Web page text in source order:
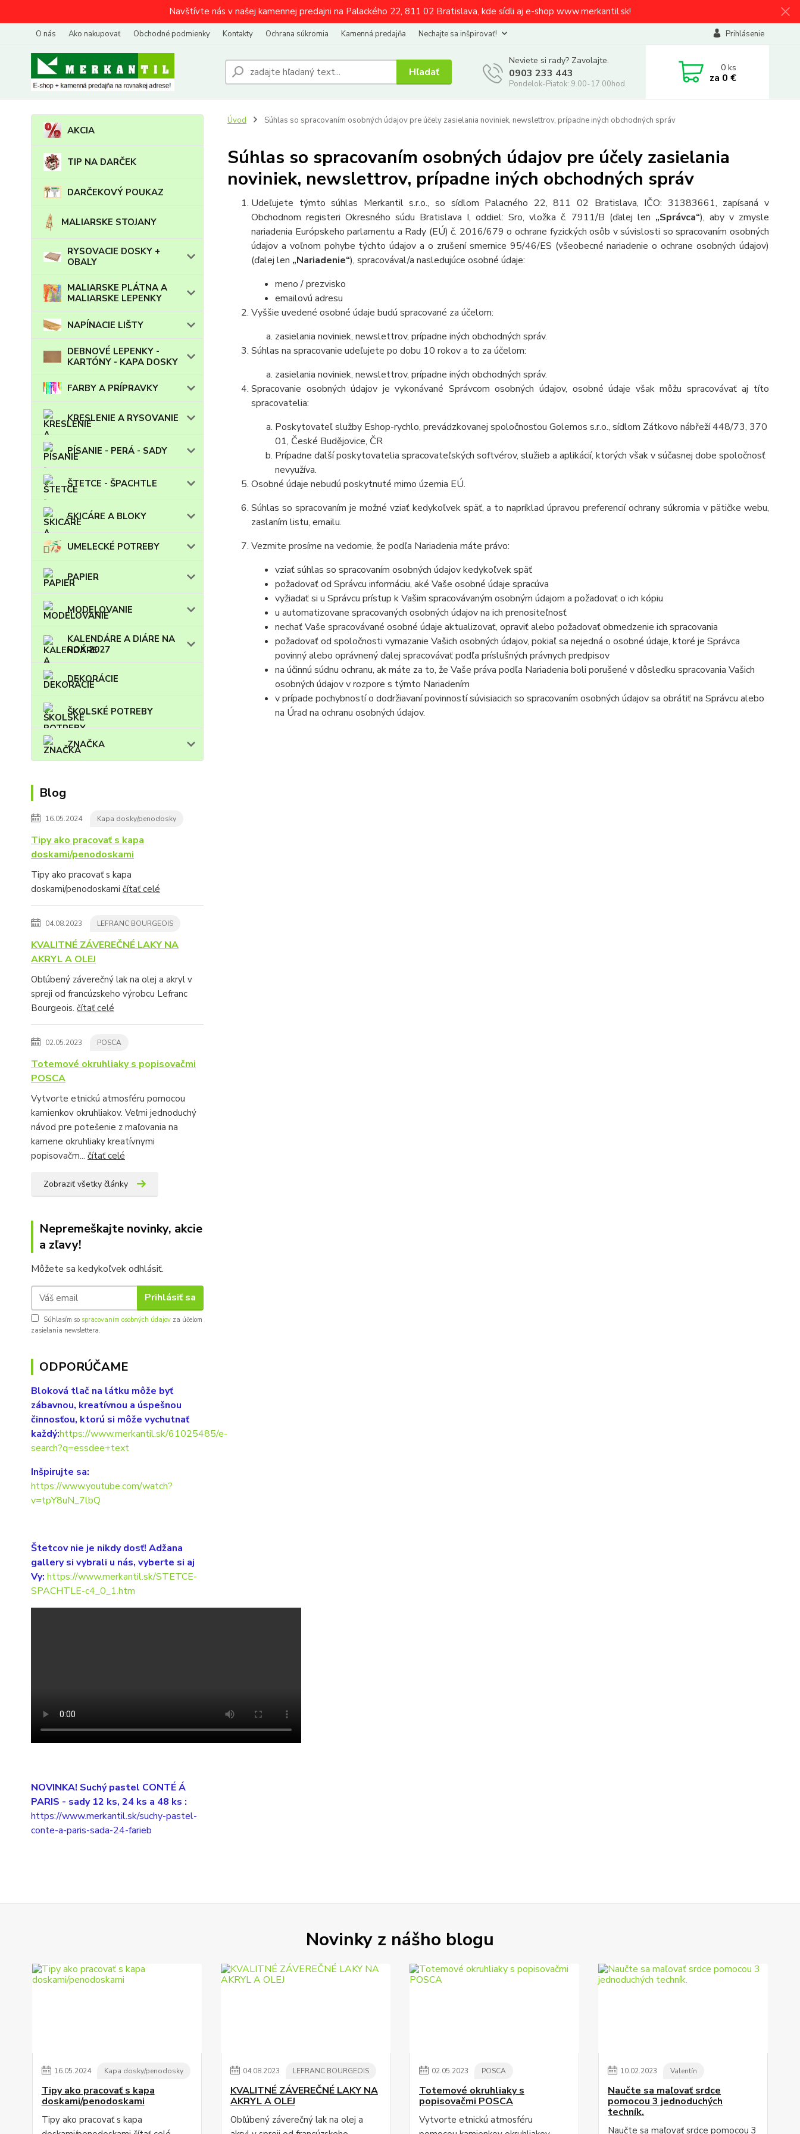
Navštívte nás v našej kamennej predajni na Palackého 22, 811 02 Bratislava, kde sídli aj e-shop www.merkantil.sk!
O nás Ako nakupovať Obchodné podmienky Kontakty Ochrana súkromia Kamenná predajňa Nechajte sa inšpirovať! Prihlásenie
Hľadať
Neviete si rady? Zavolajte.
0903 233 443
Pondelok-Piatok: 9.00-17.00hod.
0ks
za 0 €
AKCIA
TIP NA DARČEK
DARČEKOVÝ POUKAZ
MALIARSKE STOJANY
RYSOVACIE DOSKY +
OBALY
MALIARSKE PLÁTNA A
MALIARSKE LEPENKY
NAPÍNACIE LIŠTY
DEBNOVÉ LEPENKY -
KARTÓNY - KAPA DOSKY
FARBY A PRÍPRAVKY
KRESLENIE A RYSOVANIE
PÍSANIE - PERÁ - SADY
ŠTETCE - ŠPACHTLE
SKICÁRE A BLOKY
UMELECKÉ POTREBY
PAPIER
MODELOVANIE
KALENDÁRE A DIÁRE NA
ROK 2027
DEKORÁCIE
ŠKOLSKÉ POTREBY
ZNAČKA
Blog
16.05.2024 Kapa dosky/penodosky
Tipy ako pracovať s kapa
doskami/penodoskami
Tipy ako pracovať s kapa
doskami/penodoskami čítať celé
04.08.2023 LEFRANC BOURGEOIS
KVALITNÉ ZÁVEREČNÉ LAKY NA
AKRYL A OLEJ
Obľúbený záverečný lak na olej a akryl v
spreji od francúzskeho výrobcu Lefranc
Bourgeois. čítať celé
02.05.2023 POSCA
Totemové okruhliaky s popisovačmi
POSCA
Vytvorte etnickú atmosféru pomocou
kamienkov okruhliakov. Veľmi jednoduchý
návod pre potešenie z maľovania na
kamene okruhliaky kreatívnymi
popisovačm... čítať celé
Zobraziť všetky články
Nepremeškajte novinky, akcie
a zľavy!
Môžete sa kedykoľvek odhlásiť.
Prihlásiť sa
Súhlasím so spracovaním osobných údajov za účelom
zasielania newslettera.
ODPORÚČAME
Bloková tlač na látku môže byť
zábavnou, kreatívnou a úspešnou
činnosťou, ktorú si môže vychutnať
každý:https://www.merkantil.sk/61025485/e-
search?q=essdee+text
Inšpirujte sa:
https://www.youtube.com/watch?
v=tpY8uN_7lbQ
Štetcov nie je nikdy dosť! Adžana
gallery si vybrali u nás, vyberte si aj
Vy: https://www.merkantil.sk/STETCE-
SPACHTLE-c4_0_1.htm
NOVINKA! Suchý pastel CONTÉ Á
PARIS - sady 12 ks, 24 ks a 48 ks :
https://www.merkantil.sk/suchy-pastel-
conte-a-paris-sada-24-farieb
Úvod Súhlas so spracovaním osobných údajov pre účely zasielania noviniek, newslettrov, prípadne iných obchodných správ
Súhlas so spracovaním osobných údajov pre účely zasielania
noviniek, newslettrov, prípadne iných obchodných správ
Udeľujete týmto súhlas Merkantil s.r.o., so sídlom Palacného 22, 811 02 Bratislava, IČO: 31383661, zapísaná v
Obchodnom registeri Okresného súdu Bratislava I, oddiel: Sro, vložka č. 7911/B (ďalej len „Správca“), aby v zmysle
nariadenia Európskeho parlamentu a Rady (EÚ) č. 2016/679 o ochrane fyzických osôb v súvislosti so spracovaním osobných
údajov a voľnom pohybe týchto údajov a o zrušení smernice 95/46/ES (všeobecné nariadenie o ochrane osobných údajov)
(ďalej len „Nariadenie“), spracovával/a nasledujúce osobné údaje:
meno / prezvisko
emailovú adresu
Vyššie uvedené osobné údaje budú spracované za účelom:
zasielania noviniek, newslettrov, prípadne iných obchodných správ.
Súhlas na spracovanie udeľujete po dobu 10 rokova to za účelom:
zasielania noviniek, newslettrov, prípadne iných obchodných správ.
Spracovanie osobných údajov je vykonávané Správcom osobných údajov, osobné údaje však môžu spracovávať aj títo
spracovatelia:
Poskytovateľ služby Eshop-rychlo, prevádzkovanej spoločnosťou Golemos s.r.o., sídlom Zátkovo nábřeží 448/73, 370
01, České Budějovice, ČR
Prípadne ďalší poskytovatelia spracovateľských softvérov, služieb a aplikácií, ktorých však v súčasnej dobe spoločnosť
nevyužíva.
Osobné údaje nebudú poskytnuté mimo územia EÚ.
Súhlas so spracovaním je možné vziať kedykoľvek späť, a tonapríklad úpravou preferencií ochrany súkromia v pätičke webu,
zaslaním listu, emailu.
Vezmite prosíme na vedomie, že podľa Nariadenia máte právo:
vziať súhlas so spracovaním osobných údajov kedykoľvek späť
požadovať od Správcu informáciu, aké Vaše osobné údaje spracúva
vyžiadať si u Správcu prístup k Vašim spracovávaným osobným údajom a požadovať o ich kópiu
u automatizovane spracovaných osobných údajov na ich prenositeľnosť
nechať Vaše spracovávané osobné údaje aktualizovať, opraviť alebo požadovať obmedzenie ich spracovania
požadovať od spoločnosti vymazanie Vašich osobných údajov, pokiaľ sa nejedná o osobné údaje, ktoré je Správca
povinný alebo oprávnený ďalej spracovávať podľa príslušných právnych predpisov
na účinnú súdnu ochranu, ak máte za to, že Vaše práva podľa Nariadenia boli porušené v dôsledku spracovania Vašich
osobných údajov v rozpore s týmto Nariadením
v prípade pochybností o dodržiavaní povinností súvisiacich so spracovaním osobných údajov sa obrátiť na Správcu alebo
na Úrad na ochranu osobných údajov.
Novinky z nášho blogu
16.05.2024 Kapa dosky/penodosky
Tipy ako pracovať s kapa
doskami/penodoskami
Tipy ako pracovať s kapa
04.08.2023 LEFRANC BOURGEOIS
KVALITNÉ ZÁVEREČNÉ LAKY NA
AKRYL A OLEJ
Obľúbený záverečný lak na olej a
02.05.2023 POSCA
Totemové okruhliaky s
popisovačmi POSCA
Vytvorte etnickú atmosféru
10.02.2023 Valentín
Naučte sa maľovať srdce
pomocou 3 jednoduchých
techník.
Naučte sa maľovať srdce pomocou 3